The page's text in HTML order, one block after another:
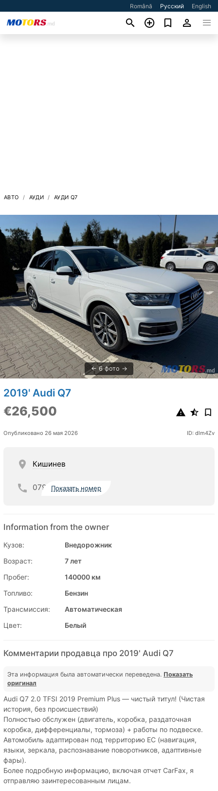
Română Русский English
АВТО АУДИ АУДИ Q7
6 фото
2019' Audi Q7
€26,500
Опубликовано 26 мая 2026 ID: dlm4Zv
Кишинев
079 Показать номер
Information from the owner
Кузов:
Внедорожник
Возраст:
7 лет
Пробег:
140000 км
Топливо:
Бензин
Трансмиссия:
Автоматическая
Цвет:
Белый
Комментарии продавца про 2019' Audi Q7
Эта информация была автоматически переведена. Показать
оригинал
Audi Q7 2.0 TFSI 2019 Premium Plus — чистый титул! (Чистая
история, без происшествий)
Полностью обслужен (двигатель, коробка, раздаточная
коробка, дифференциалы, тормоза) + работы по подвеске.
Автомобиль адаптирован под территорию ЕС (навигация,
языки, зеркала, распознавание поворотников, адаптивные
фары).
Более подробную информацию, включая отчет CarFax, я
отправляю заинтересованным лицам.